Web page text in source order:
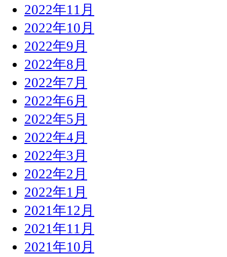
2022年11月
2022年10月
2022年9月
2022年8月
2022年7月
2022年6月
2022年5月
2022年4月
2022年3月
2022年2月
2022年1月
2021年12月
2021年11月
2021年10月